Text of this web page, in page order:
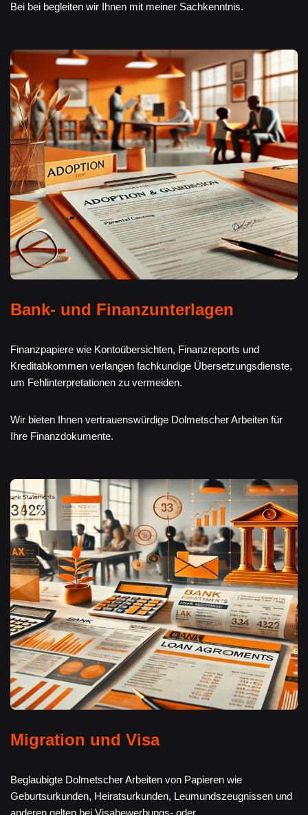
Bei bei begleiten wir Ihnen mit meiner Sachkenntnis.
Bank- und Finanzunterlagen
Finanzpapiere wie Kontoübersichten, Finanzreports und
Kreditabkommen verlangen fachkundige Übersetzungsdienste,
um Fehlinterpretationen zu vermeiden.
Wir bieten Ihnen vertrauenswürdige Dolmetscher Arbeiten für
Ihre Finanzdokumente.
Migration und Visa
Beglaubigte Dolmetscher Arbeiten von Papieren wie
Geburtsurkunden, Heiratsurkunden, Leumundszeugnissen und
anderen gelten bei Visabewerbungs- oder